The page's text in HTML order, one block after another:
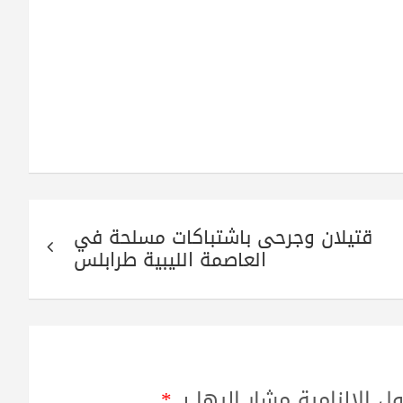
قتيلان وجرحى باشتباكات مسلحة في
العاصمة الليبية طرابلس